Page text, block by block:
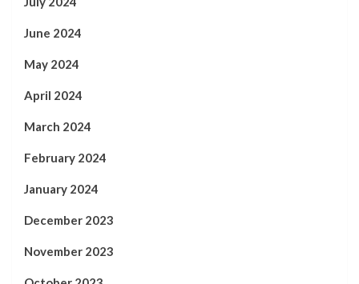
June 2024
May 2024
April 2024
March 2024
February 2024
January 2024
December 2023
November 2023